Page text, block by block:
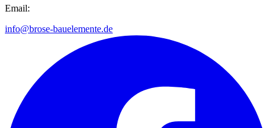
Email:
info@brose-bauelemente.de